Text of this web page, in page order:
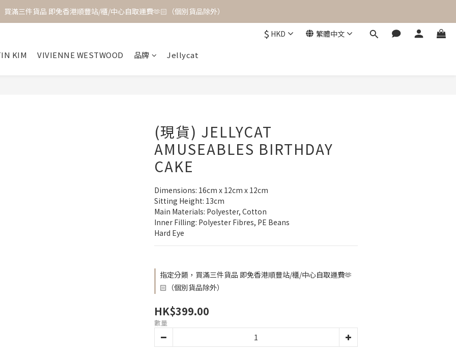
買滿三件貨品 即免香港順豐站/櫃/中心自取運費🫶🏻（個別貨品除外）
$ HKD 繁體中文
KIM VIVIENNE WESTWOOD 品牌 Jellycat
(現貨) JELLYCAT
AMUSEABLES BIRTHDAY
CAKE
Dimensions: 16cm x 12cm x 12cm
Sitting Height: 13cm
Main Materials: Polyester, Cotton
Inner Filling: Polyester Fibres, PE Beans
Hard Eye
指定分類，買滿三件貨品 即免香港順豐站/櫃/中心自取運費🫶
🏻（個別貨品除外）
HK$399.00
數量